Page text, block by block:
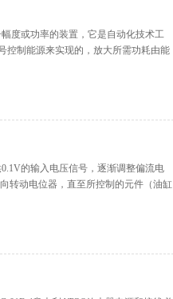
度或功率的装置，它是自动化技术工
控制能源来实现的，放大所需功耗由能
的输入电压信号，逐渐调整偏流电
转动电位器，直至所控制的元件（油缸